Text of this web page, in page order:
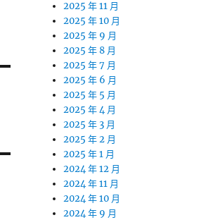
2025 年 11 月
2025 年 10 月
2025 年 9 月
2025 年 8 月
2025 年 7 月
2025 年 6 月
2025 年 5 月
2025 年 4 月
2025 年 3 月
2025 年 2 月
2025 年 1 月
2024 年 12 月
2024 年 11 月
2024 年 10 月
2024 年 9 月